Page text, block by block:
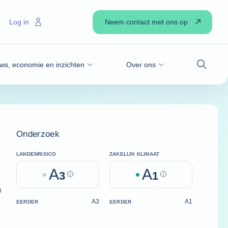
economie en inzichten Over ons
Zoek
Log in Neem contact met ons op
Onderzoek
LANDENRISICO
A3 Help
ZAKELIJK KLIMAAT
A1 Help
EERDER A3 EERDER A1